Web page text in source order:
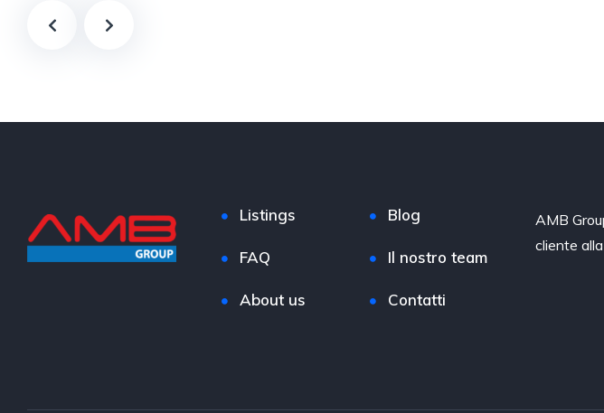
Listings Blog
FAQ Il nostro team
About us Contatti
AMB
cliente